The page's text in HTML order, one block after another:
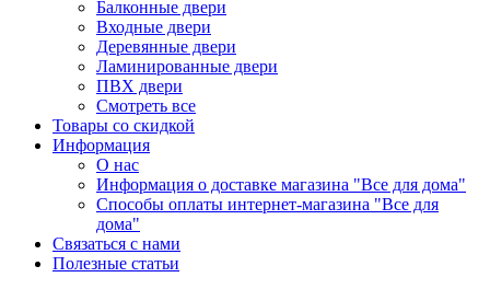
Балконные двери
Входные двери
Деревянные двери
Ламинированные двери
ПВХ двери
Смотреть все
Товары со скидкой
Информация
О нас
Информация о доставке магазина "Все для дома"
Способы оплаты интернет-магазина "Все для
дома"
Связаться с нами
Полезные статьи